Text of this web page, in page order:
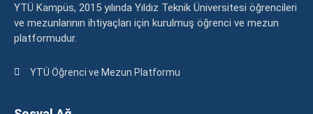
YTÜ Kampüs, 2015 yılında Yıldız Teknik Üniversitesi öğrencileri
ve mezunlarının ihtiyaçları için kurulmuş öğrenci ve mezun
platformudur.
YTÜ Öğrenci ve Mezun Platformu